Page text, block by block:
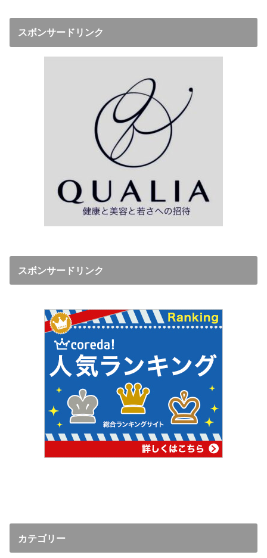
スボンサードリンク
スボンサードリンク
カテゴリー